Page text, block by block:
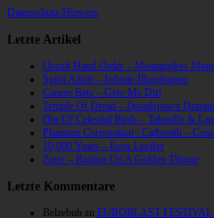
Datenschutz-Hinweis
Letzte Artikel
Occult Hand Order – Meaningless
Spirit Adrift – Infinite Illumination
Cancer Bats – Give Me Dirt
Temple Of Dread – Dreadspawn
Din Of Celestial Birds – Takeoffs &
Phantom Corporation / Catbreath –
10,000 Years – Esox Lucifer
Zerre – Rotting On A Golden Throne
Letzte Kommentare
Belzebub zu EUROBLAST FESTIVAL